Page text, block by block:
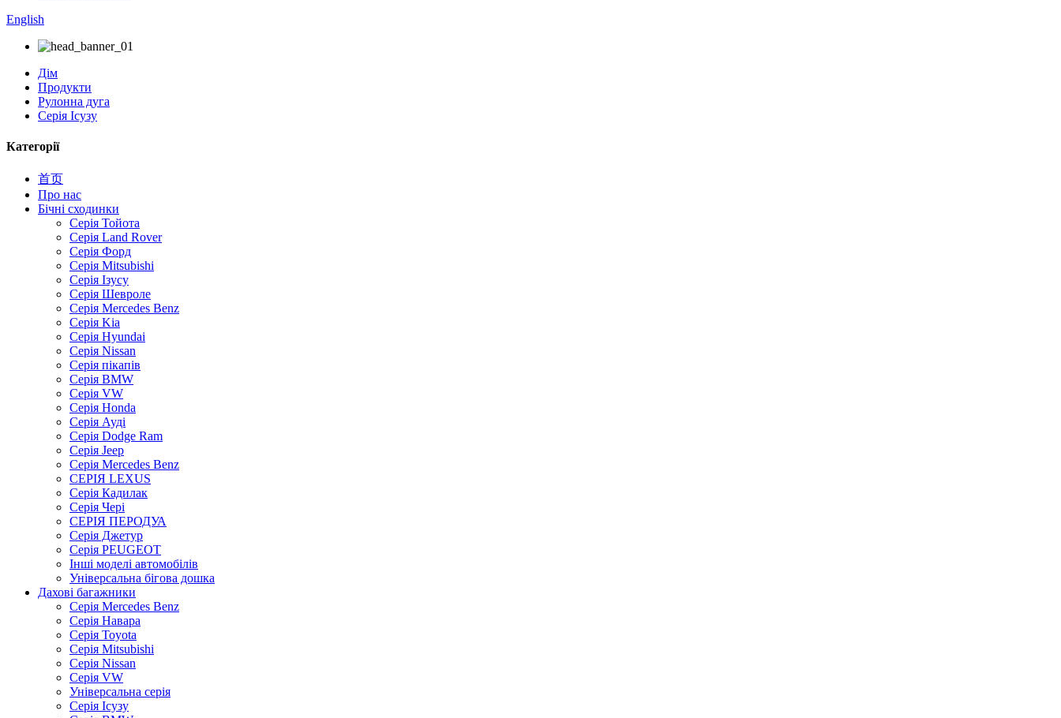
English
Дім
Продукти
Рулонна дуга
Серія Ісузу
Категорії
首页
Про нас
Бічні сходинки
Серія Тойота
Серія Land Rover
Серія Форд
Серія Mitsubishi
Серія Ізусу
Серія Шевроле
Серія Mercedes Benz
Серія Kia
Серія Hyundai
Серія Nissan
Серія пікапів
Серія BMW
Серія VW
Серія Honda
Серія Ауді
Серія Dodge Ram
Серія Jeep
Серія Mercedes Benz
СЕРІЯ LEXUS
Серія Кадилак
Серія Чері
СЕРІЯ ПЕРОДУА
Серія Джетур
Серія PEUGEOT
Інші моделі автомобілів
Універсальна бігова дошка
Дахові багажники
Серія Mercedes Benz
Серія Навара
Серія Toyota
Серія Mitsubishi
Серія Nissan
Серія VW
Універсальна серія
Серія Ісузу